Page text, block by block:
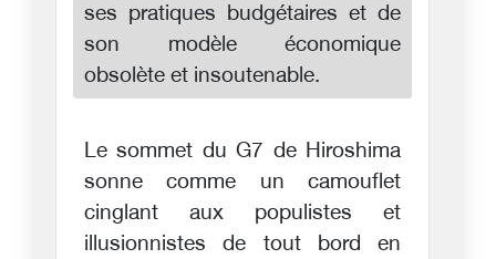
ses pratiques budgétaires et de
son modèle économique
obsolète et insoutenable.
Le sommet du G7 de Hiroshima
sonne comme un camouflet
cinglant aux populistes et
illusionnistes de tout bord en